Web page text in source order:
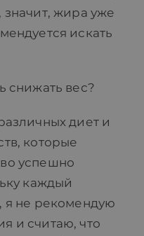
жира уже
искать
снижать вес?
диет и
которые
успешно
каждый
я не рекомендую
и считаю, что